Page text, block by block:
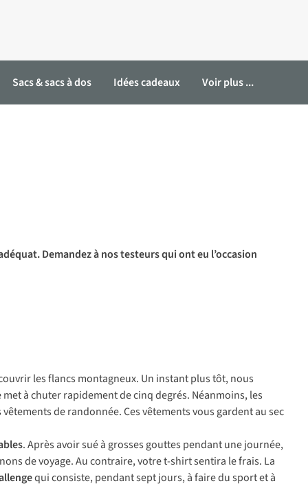
Sacs & sacs à dos Idées cadeaux Voir plus ...
Demandez à nos testeurs qui ont eu l’occasion
les flancs montagneux. Un instant plus tôt, nous
à chuter rapidement de cinq degrés. Néanmoins, les
de randonnée. Ces vêtements vous gardent au sec
. Après avoir sué à grosses gouttes pendant une journée,
de voyage. Au contraire, votre t-shirt sentira le frais. La
qui consiste, pendant sept jours, à faire du sport et à